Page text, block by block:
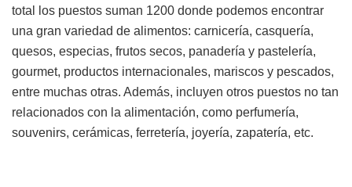
total los puestos suman 1200 donde podemos encontrar
una gran variedad de alimentos: carnicería, casquería,
quesos, especias, frutos secos, panadería y pastelería,
gourmet, productos internacionales, mariscos y pescados,
entre muchas otras. Además, incluyen otros puestos no tan
relacionados con la alimentación, como perfumería,
souvenirs, cerámicas, ferretería, joyería, zapatería, etc.